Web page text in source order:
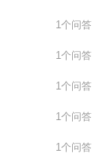
1个问答
1个问答
1个问答
1个问答
1个问答